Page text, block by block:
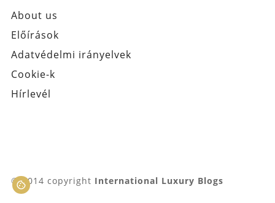
About us
Előírások
Adatvédelmi irányelvek
Cookie-k
Hírlevél
© 2014 copyright International Luxury Blogs